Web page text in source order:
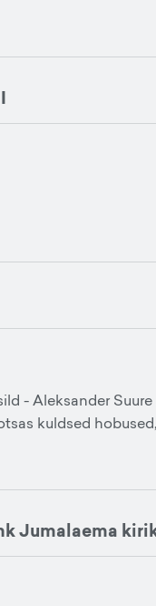
- Aleksander
kuldsed
Jumalaema